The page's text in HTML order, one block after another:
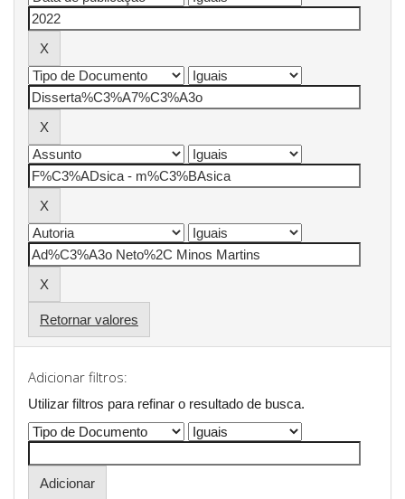
Retornar valores
Adicionar filtros:
Utilizar filtros para refinar o resultado de busca.